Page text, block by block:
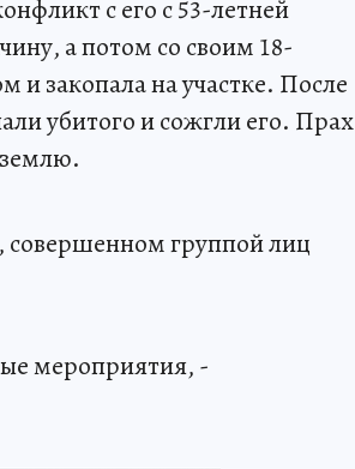
с его с 53-летней
а потом со своим 18-
и закопала на участке. После
убитого и сожгли его. Прах
совершенном группой лиц
мероприятия, -